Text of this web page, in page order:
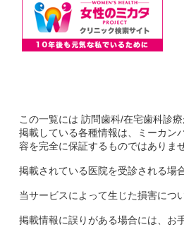
この一覧には 訪問歯科/在宅歯科診
掲載している各種情報は、ミーカン
容を完全に保証するものではありませ
掲載されている医院を受診される場
当サービスによって生じた損害につ
掲載情報に誤りがある場合には、お